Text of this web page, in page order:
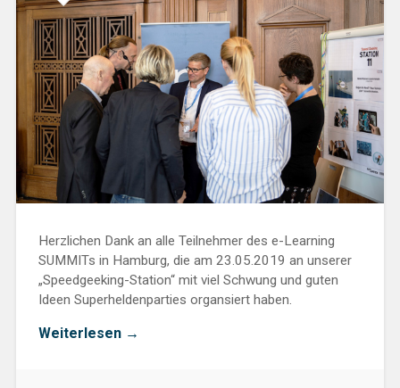
Herzlichen Dank an alle Teilnehmer des e-Learning
SUMMITs in Hamburg, die am 23.05.2019 an unserer
„Speedgeeking-Station“ mit viel Schwung und guten
Ideen Superheldenparties organsiert haben.
Weiterlesen „Vorbereitet
→